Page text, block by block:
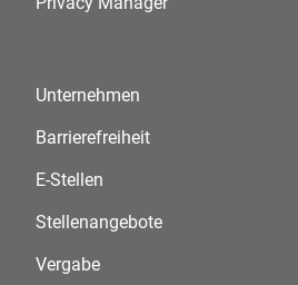
Unternehmen
Barrierefreiheit
E-Stellen
Stellenangebote
Vergabe